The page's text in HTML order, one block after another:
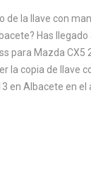
de la llave con
Has llegado
para Mazda CX5
la copia de llave
en Albacete en el